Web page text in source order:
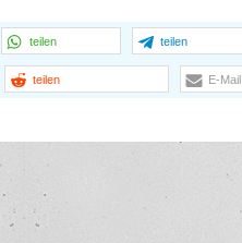
teilen teilen
teilen E-Mail